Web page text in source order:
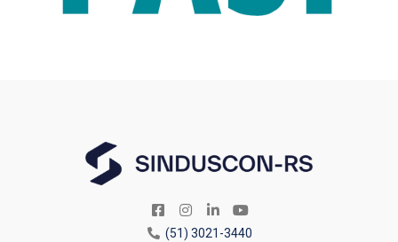
(51) 3021-3440